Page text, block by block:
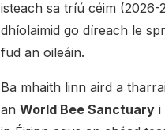
isteach sa tríú céim (2026-
dhíolaimid go díreach le
fud an oileáin.
Ba mhaith linn aird a
an World Bee Sanctuary i